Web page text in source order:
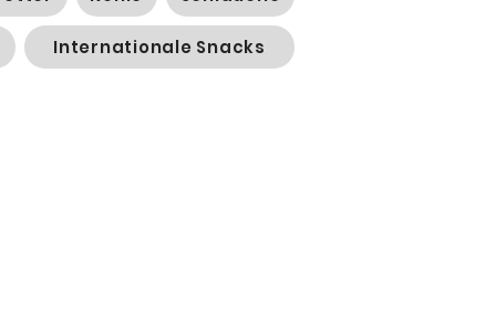
Internationale Snacks